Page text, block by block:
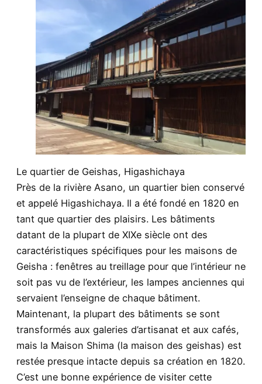
Le quartier de Geishas, Higashichaya
Près de la rivière Asano, un quartier bien conservé
et appelé Higashichaya. Il a été fondé en 1820 en
tant que quartier des plaisirs. Les bâtiments
datant de la plupart de XIXe siècle ont des
caractéristiques spécifiques pour les maisons de
Geisha : fenêtres au treillage pour que l’intérieur ne
soit pas vu de l’extérieur, les lampes anciennes qui
servaient l’enseigne de chaque bâtiment.
Maintenant, la plupart des bâtiments se sont
transformés aux galeries d’artisanat et aux cafés,
mais la Maison Shima (la maison des geishas) est
restée presque intacte depuis sa création en 1820.
C’est une bonne expérience de visiter cette